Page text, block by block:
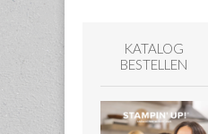
KATALOG
BESTELLEN